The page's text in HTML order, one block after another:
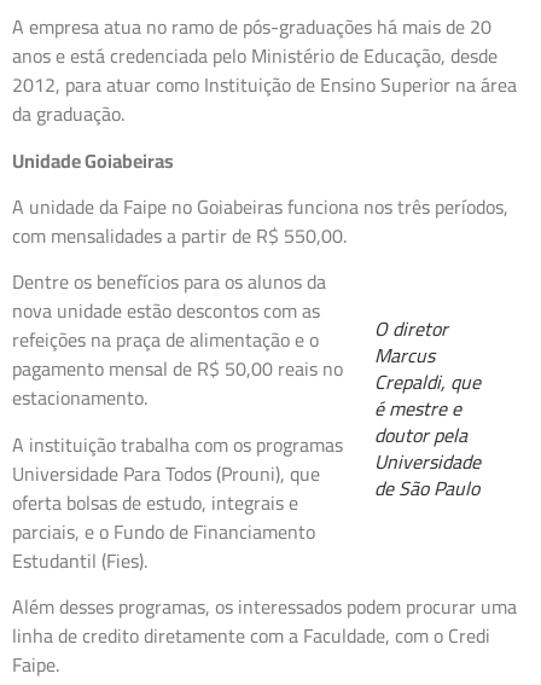
A empresa atua no ramo de pós-graduações há mais de 20
anos e está credenciada pelo Ministério de Educação, desde
2012, para atuar como Instituição de Ensino Superior na área
da graduação.
Unidade Goiabeiras
A unidade da Faipe no Goiabeiras funciona nos três períodos,
com mensalidades a partir de R$ 550,00.
O diretor
Marcus
Crepaldi, que
é mestre e
doutor pela
Universidade
de São Paulo
Dentre os benefícios para os alunos da
nova unidade estão descontos com as
refeições na praça de alimentação e o
pagamento mensal de R$ 50,00 reais no
estacionamento.
A instituição trabalha com os programas
Universidade Para Todos (Prouni), que
oferta bolsas de estudo, integrais e
parciais, e o Fundo de Financiamento
Estudantil (Fies).
Além desses programas, os interessados podem procurar uma
linha de credito diretamente com a Faculdade, com o Credi
Faipe.